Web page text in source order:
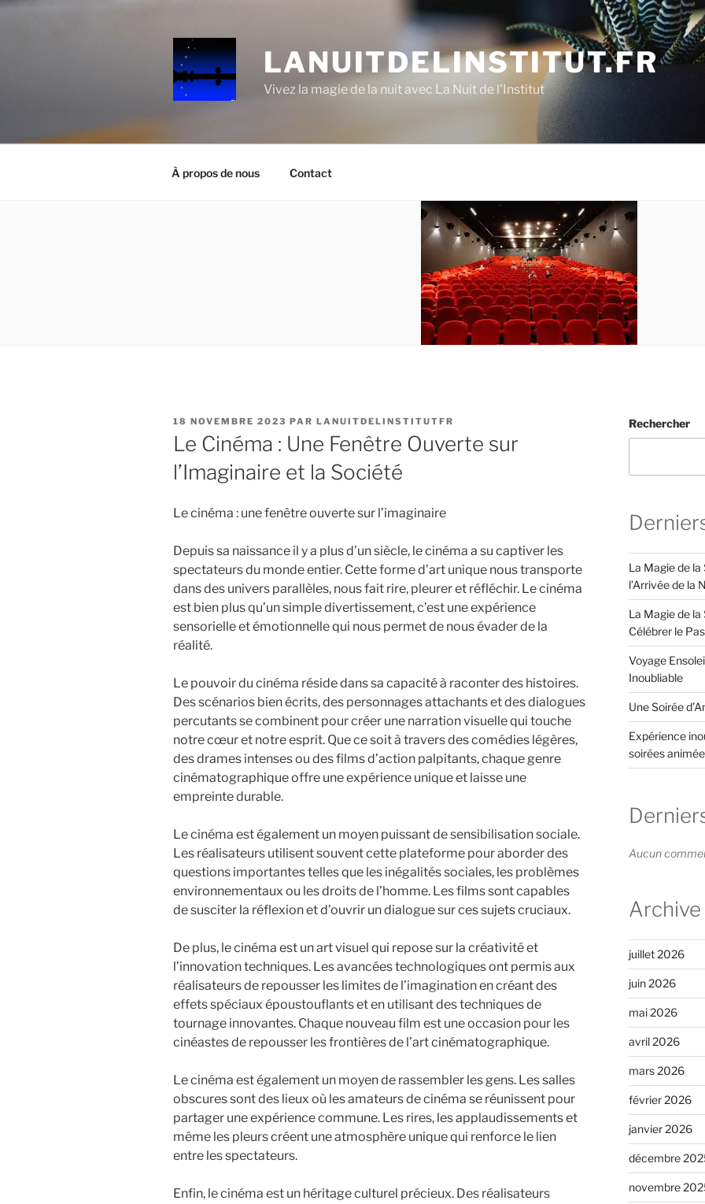
Aller
LANUITDELINSTITUT.FR
Vivez la magie de la nuit avec La Nuit de l'Institut
À propos de nous Contact
PUBLIÉ
LE
18 NOVEMBRE 2023 PAR LANUITDELINSTITUTFR
Le Cinéma : Une Fenêtre Ouverte sur
l’Imaginaire et la Société
Le cinéma : une fenêtre ouverte sur l’imaginaire
Depuis sa naissance il y a plus d’un siècle, le cinéma a su captiver les
spectateurs du monde entier. Cette forme d’art unique nous transporte
dans des univers parallèles, nous fait rire, pleurer et réfléchir. Le cinéma
est bien plus qu’un simple divertissement, c’est une expérience
sensorielle et émotionnelle qui nous permet de nous évader de la
réalité.
Le pouvoir du cinéma réside dans sa capacité à raconter des histoires.
Des scénarios bien écrits, des personnages attachants et des dialogues
percutants se combinent pour créer une narration visuelle qui touche
notre cœur et notre esprit. Que ce soit à travers des comédies légères,
des drames intenses ou des films d’action palpitants, chaque genre
cinématographique offre une expérience unique et laisse une
empreinte durable.
Le cinéma est également un moyen puissant de sensibilisation sociale.
Les réalisateurs utilisent souvent cette plateforme pour aborder des
questions importantes telles que les inégalités sociales, les problèmes
environnementaux ou les droits de l’homme. Les films sont capables
de susciter la réflexion et d’ouvrir un dialogue sur ces sujets cruciaux.
De plus, le cinéma est un art visuel qui repose sur la créativité et
l’innovation techniques. Les avancées technologiques ont permis aux
réalisateurs de repousser les limites de l’imagination en créant des
effets spéciaux époustouflants et en utilisant des techniques de
tournage innovantes. Chaque nouveau film est une occasion pour les
cinéastes de repousser les frontières de l’art cinématographique.
Le cinéma est également un moyen de rassembler les gens. Les salles
obscures sont des lieux où les amateurs de cinéma se réunissent pour
partager une expérience commune. Les rires, les applaudissements et
même les pleurs créent une atmosphère unique qui renforce le lien
entre les spectateurs.
Enfin, le cinéma est un héritage culturel précieux. Des réalisateurs
Rechercher
La Magie de la
l’Arrivée de la
La Magie de la
Célébrer le
Voyage
Inoubliable
Une Soirée
Expérience
soirées
Aucun
Archive
juillet 2026
juin 2026
mai 2026
avril 2026
mars 2026
février 2026
janvier 2026
décembre
novembre